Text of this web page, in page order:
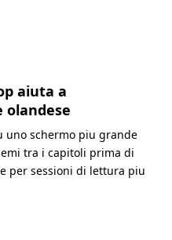
aiuta a
olandese
uno schermo piu grande
tra i capitoli prima di
per sessioni di lettura piu